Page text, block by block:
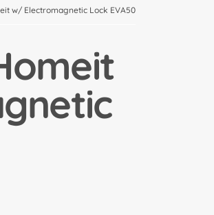
w/ Electromagnetic Lock EVA50